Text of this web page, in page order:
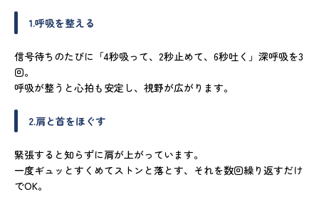
1.呼吸を整える
信号待ちのたびに「4秒吸って、2秒止めて、6秒吐く」深呼吸を3
回。
呼吸が整うと心拍も安定し、視野が広がります。
2.肩と首をほぐす
緊張すると知らずに肩が上がっています。
一度ギュッとすくめてストンと落とす、それを数回繰り返すだけ
でOK。